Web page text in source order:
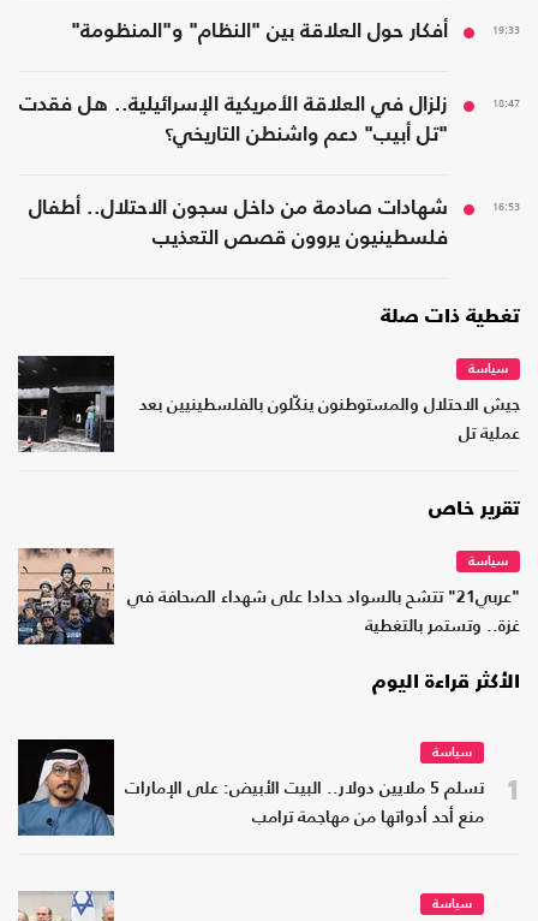
19:33 أفكار حول العلاقة بين "النظام" و"المنظومة"
18:47
زلزال في العلاقة الأمريكية الإسرائيلية.. هل فقدت
"تل أبيب" دعم واشنطن التاريخي؟
16:53
شهادات صادمة من داخل سجون الاحتلال.. أطفال
فلسطينيون يروون قصص التعذيب
تغطية ذات صلة
سياسة
جيش الاحتلال والمستوطنون ينكّلون بالفلسطينيين بعد
عملية تل
تقرير خاص
سياسة
"عربي21" تتشح بالسواد حدادا على شهداء الصحافة في
غزة.. وتستمر بالتغطية
الأكثر قراءة اليوم
1
سياسة
تسلم 5 ملايين دولار.. البيت الأبيض: على الإمارات
منع أحد أدواتها من مهاجمة ترامب
سياسة